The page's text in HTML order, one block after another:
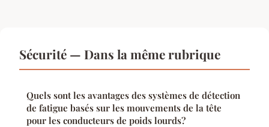
Sécurité — Dans la même rubrique
Quels sont les avantages des systèmes de détection
de fatigue basés sur les mouvements de la tête
pour les conducteurs de poids lourds?